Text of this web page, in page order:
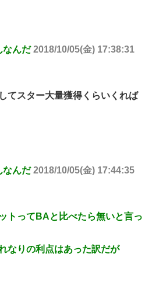
なんだ 2018/10/05(金) 17:38:31
てスター大量獲得くらいくれば
なんだ 2018/10/05(金) 17:44:35
トってBAと比べたら無いと言っ
なりの利点はあった訳だが